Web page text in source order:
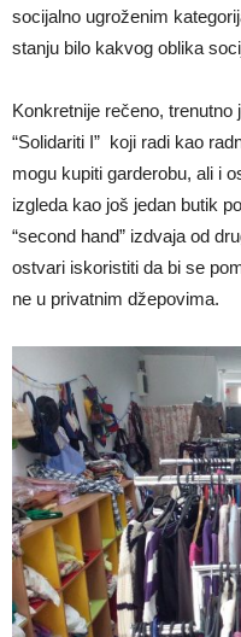
socijalno ugroženim
stanju bilo kakvog oblika
Konkretnije rečeno,
“Solidariti I” koji radi kao
mogu kupiti garderobu, ali i
izgleda kao još jedan butik
“second hand” izdvaja od
ostvari iskoristiti da bi se
ne u privatnim džepovima.